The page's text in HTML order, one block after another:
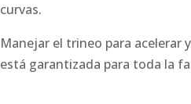
curvas.
Manejar el trineo para acelerar
está garantizada para toda la